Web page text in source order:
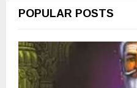
POPULAR POSTS